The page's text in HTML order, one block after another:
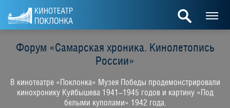
Форум «Самарская хроника. Кинолетопись
России»
В кинотеатре «Поклонка» Музея Победы продемонстрировали
кинохронику Куйбышева 1941–1945 годов и картину «Под
белыми куполами» 1942 года.